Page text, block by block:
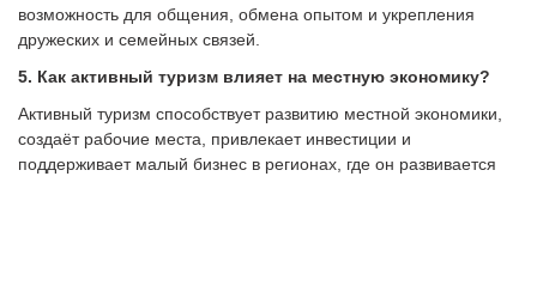
возможность для общения, обмена опытом и укрепления
дружеских и семейных связей.
5. Как активный туризм влияет на местную экономику?
Активный туризм способствует развитию местной экономики,
создаёт рабочие места, привлекает инвестиции и
поддерживает малый бизнес в регионах, где он развивается